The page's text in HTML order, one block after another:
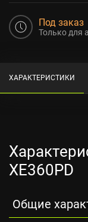
Под заказ
Только для
ХАРАКТЕРИСТИКИ
XE360PD
Общие